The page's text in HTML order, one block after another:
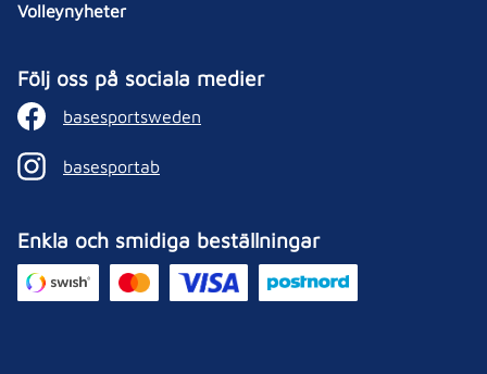
Volleynyheter
Följ oss på sociala medier
basesportsweden
basesportab
Enkla och smidiga beställningar